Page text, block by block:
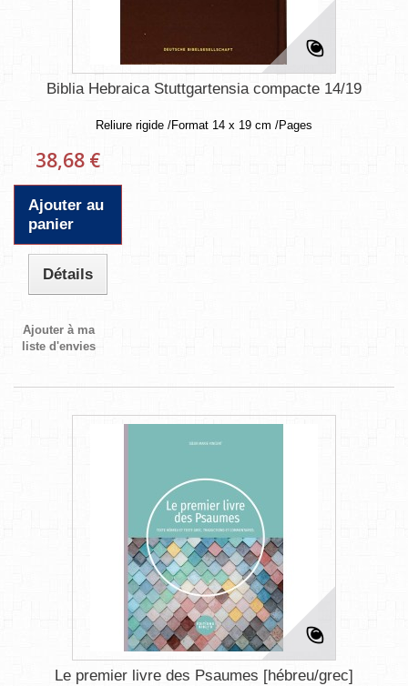
Biblia Hebraica Stuttgartensia compacte 14/19
Reliure rigide /Format 14 x 19 cm /Pages
38,68 €
Ajouter au
panier
Détails
Ajouter à ma
liste d'envies
Le premier livre des Psaumes [hébreu/grec]